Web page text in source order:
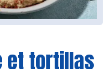
et tortillas